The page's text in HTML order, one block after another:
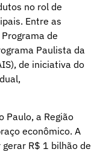
no rol de
Entre as
de
Paulista da
de iniciativa do
Paulo, a Região
econômico. A
R$ 1 bilhão de